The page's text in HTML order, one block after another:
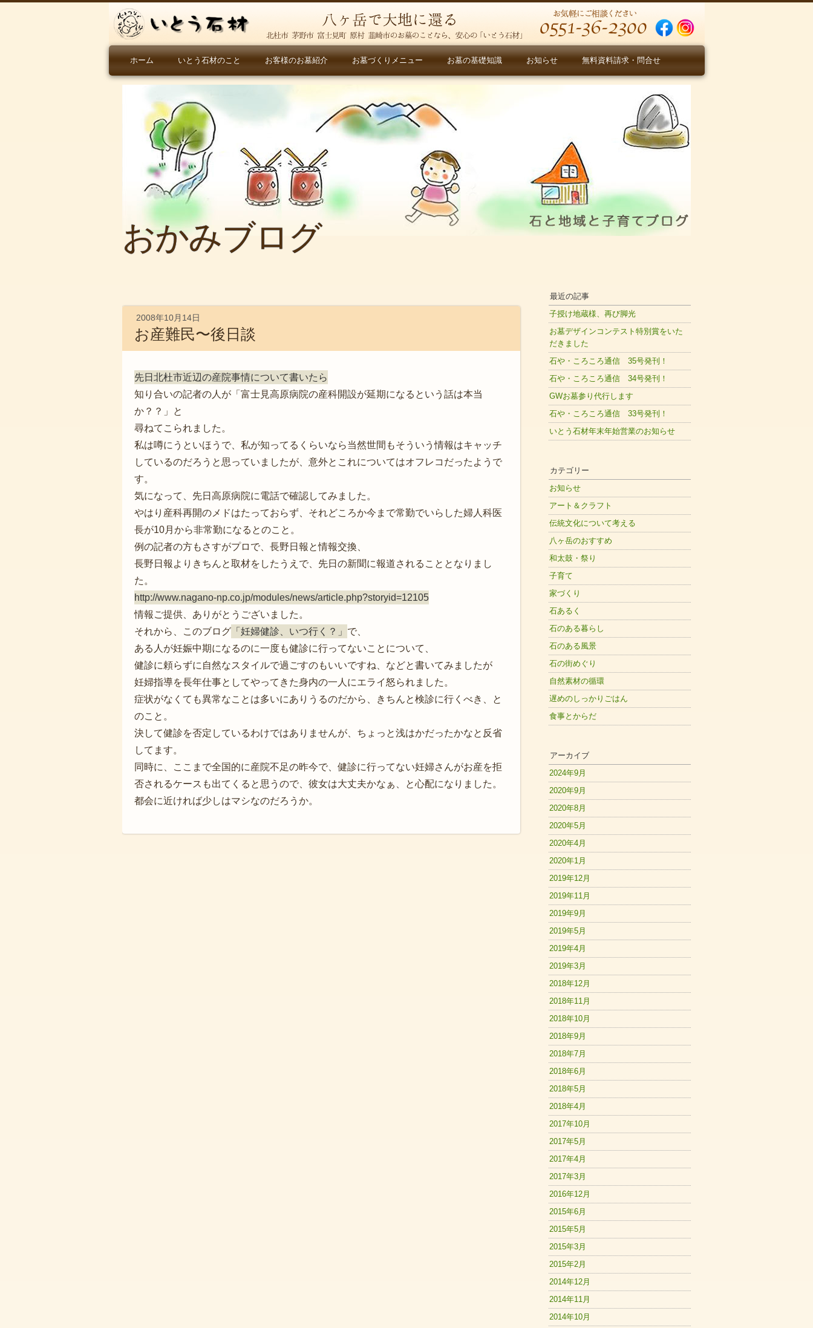
ホーム いとう石材のこと お客様のお墓紹介 お墓づくりメニュー お墓の基礎知識 お知らせ 無料資料請求・問合せ
おかみブログ
2008年10月14日
お産難民〜後日談
先日北杜市近辺の産院事情について書いたら
知り合いの記者の人が「富士見高原病院の産科開設が延期になるという話は本当
か？？」と
尋ねてこられました。
私は噂にうといほうで、私が知ってるくらいなら当然世間もそういう情報はキャッチ
しているのだろうと思っていましたが、意外とこれについてはオフレコだったようで
す。
気になって、先日高原病院に電話で確認してみました。
やはり産科再開のメドはたっておらず、それどころか今まで常勤でいらした婦人科医
長が10月から非常勤になるとのこと。
例の記者の方もさすがプロで、長野日報と情報交換、
長野日報よりきちんと取材をしたうえで、先日の新聞に報道されることとなりまし
た。
http://www.nagano-np.co.jp/modules/news/article.php?storyid=12105
情報ご提供、ありがとうございました。
それから、このブログ 「妊婦健診、いつ行く？」 で、
ある人が妊娠中期になるのに一度も健診に行ってないことについて、
健診に頼らずに自然なスタイルで過ごすのもいいですね、などと書いてみましたが
妊婦指導を長年仕事としてやってきた身内の一人にエライ怒られました。
症状がなくても異常なことは多いにありうるのだから、きちんと検診に行くべき、と
のこと。
決して健診を否定しているわけではありませんが、ちょっと浅はかだったかなと反省
してます。
同時に、ここまで全国的に産院不足の昨今で、健診に行ってない妊婦さんがお産を拒
否されるケースも出てくると思うので、彼女は大丈夫かなぁ、と心配になりました。
都会に近ければ少しはマシなのだろうか。
最近の記事
子授け地蔵様、再び脚光
お墓デザインコンテスト特別賞をいた
だきました
石や・ころころ通信 35号発刊！
石や・ころころ通信 34号発刊！
GWお墓参り代行します
石や・ころころ通信 33号発刊！
いとう石材年末年始営業のお知らせ
カテゴリー
お知らせ
アート＆クラフト
伝統文化について考える
八ヶ岳のおすすめ
和太鼓・祭り
子育て
家づくり
石あるく
石のある暮らし
石のある風景
石の街めぐり
自然素材の循環
遅めのしっかりごはん
食事とからだ
アーカイブ
2024年9月
2020年9月
2020年8月
2020年5月
2020年4月
2020年1月
2019年12月
2019年11月
2019年9月
2019年5月
2019年4月
2019年3月
2018年12月
2018年11月
2018年10月
2018年9月
2018年7月
2018年6月
2018年5月
2018年4月
2017年10月
2017年5月
2017年4月
2017年3月
2016年12月
2015年6月
2015年5月
2015年3月
2015年2月
2014年12月
2014年11月
2014年10月